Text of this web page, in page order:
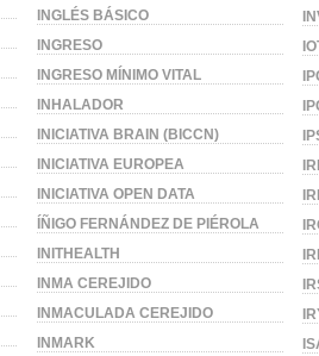
INGLÉS BÁSICO
INGRESO
INGRESO MÍNIMO VITAL
INHALADOR
INICIATIVA BRAIN (BICCN)
INICIATIVA EUROPEA
INICIATIVA OPEN DATA
ÍÑIGO FERNÁNDEZ DE PIÉROLA
INITHEALTH
INMA CEREJIDO
INMACULADA CEREJIDO
INMARK